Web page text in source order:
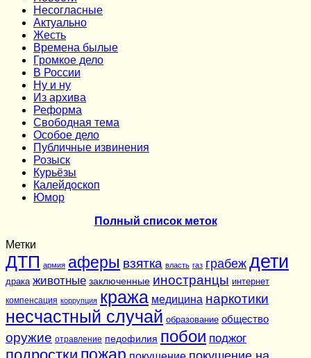
Несогласные
Актуально
Жесть
Времена былые
Громкое дело
В России
Ну и ну
Из архива
Реформа
Cвободная тема
Особое дело
Публичные извинения
Розыск
Курьёзы
Калейдоскоп
Юмор
Полный список меток
Метки
ДТП армия аферы взятка власть газ грабеж дети
драка животные заключенные иностранцы интернет
компенсация коррупция кража медицина наркотики
несчастный случай образование общество
оружие отравление педофилия побои поджог